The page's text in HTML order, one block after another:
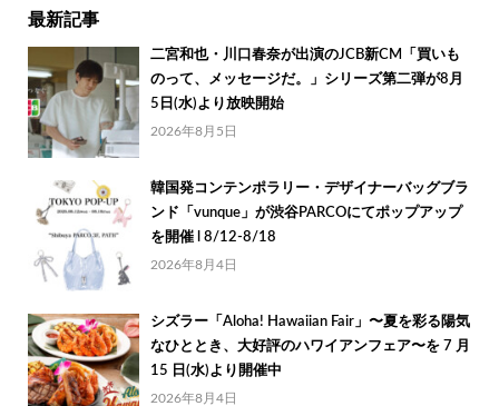
最新記事
二宮和也・川口春奈が出演のJCB新CM「買いも
のって、メッセージだ。」シリーズ第二弾が8月
5日(水)より放映開始
2026年8月5日
韓国発コンテンポラリー・デザイナーバッグブラ
ンド「vunque」が渋谷PARCOにてポップアップ
を開催 l 8/12-8/18
2026年8月4日
シズラー「Aloha! Hawaiian Fair」〜夏を彩る陽気
なひととき、大好評のハワイアンフェア〜を 7 月
15 日(水)より開催中
2026年8月4日